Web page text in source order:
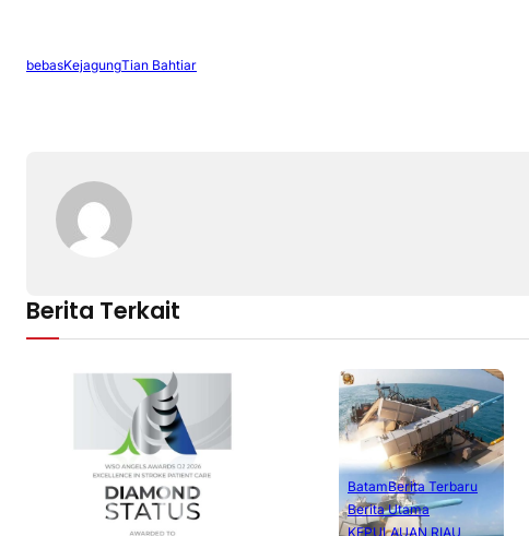
bebasKejagungTian Bahtiar
Berita Terkait
BatamBerita Terbaru
Berita Utama
KEPULAUAN RIAU